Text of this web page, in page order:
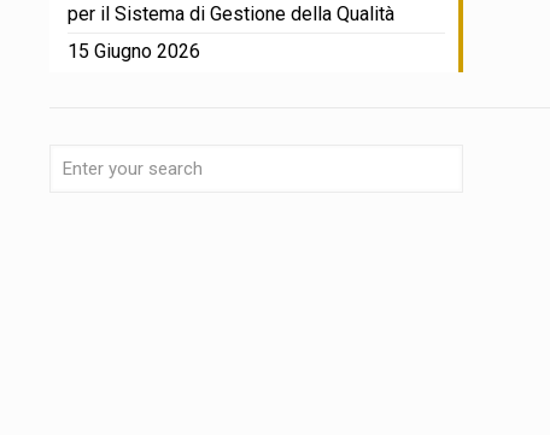
per il Sistema di Gestione della Qualità
15 Giugno 2026